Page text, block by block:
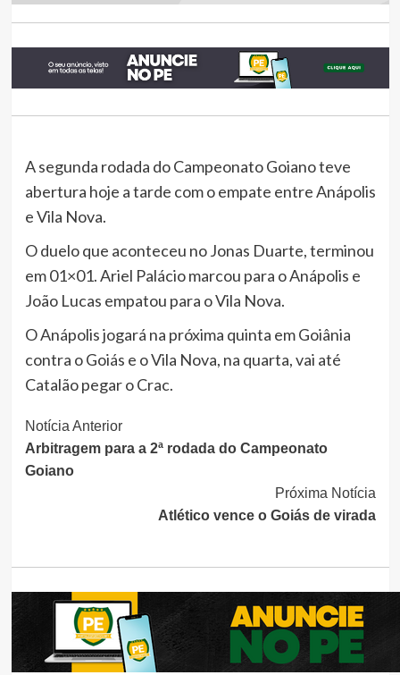
A segunda rodada do Campeonato Goiano teve
abertura hoje a tarde com o empate entre Anápolis
e Vila Nova.
O duelo que aconteceu no Jonas Duarte, terminou
em 01×01. Ariel Palácio marcou para o Anápolis e
João Lucas empatou para o Vila Nova.
O Anápolis jogará na próxima quinta em Goiânia
contra o Goiás e o Vila Nova, na quarta, vai até
Catalão pegar o Crac.
Continue
Lendo
Notícia Anterior
Arbitragem para a 2ª rodada do Campeonato
Goiano
Próxima Notícia
Atlético vence o Goiás de virada